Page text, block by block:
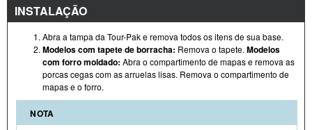
INSTALAÇÃO
Abra a tampa da Tour- Pak e remova todos os itens de sua base.
Modelos com tapete de borracha: Remova o tapete. Modelos
com forro moldado: Abra o compartimento de mapas e remova as
porcas cegas com as arruelas lisas. Remova o compartimento de
mapas e o forro.
NOTA